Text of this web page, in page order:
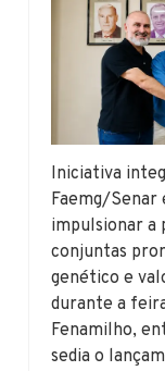
Iniciativa
Faemg/Senar
impulsionar a
conjuntas
genético e
durante a
Fenamilho,
sedia o